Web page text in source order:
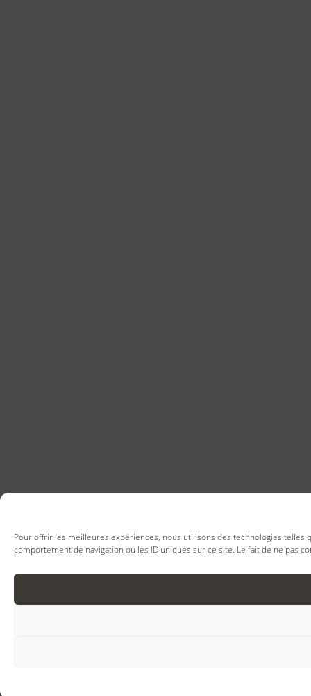
Pour offrir les meilleures expériences, nous utilisons des technologies
comportement de navigation ou les ID uniques sur ce site. Le fait de ne